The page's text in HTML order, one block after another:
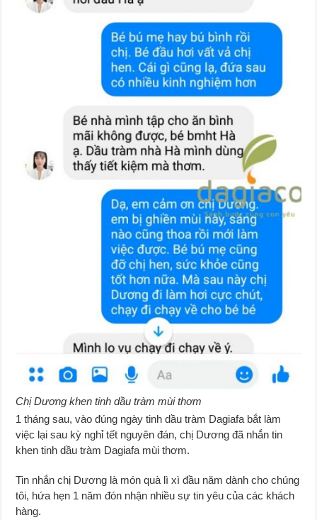
Chị Dương khen tinh dầu tràm mùi thơm
1 tháng sau, vào đúng ngày tinh dầu tràm Dagiafa bắt làm
việc lại sau kỳ nghỉ tết nguyên đán, chị Dương đã nhắn tin
khen tinh dầu tràm Dagiafa mùi thơm.
Tin nhắn chị Dương là món quà lì xì đầu năm dành cho chúng
tôi, hứa hẹn 1 năm đón nhận nhiều sự tin yêu của các khách
hàng.